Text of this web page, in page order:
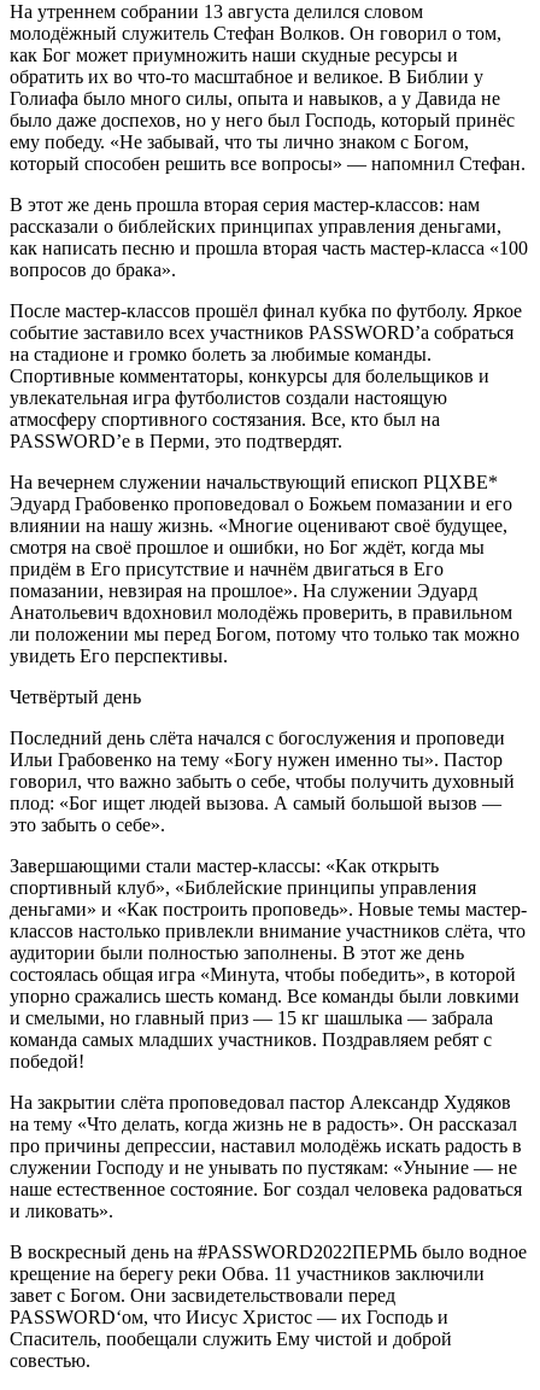
На утреннем собрании 13 августа делился словом
молодёжный служитель Стефан Волков. Он говорил о том,
как Бог может приумножить наши скудные ресурсы и
обратить их во что-то масштабное и великое. В Библии у
Голиафа было много силы, опыта и навыков, а у Давида не
было даже доспехов, но у него был Господь, который принёс
ему победу. «Не забывай, что ты лично знаком с Богом,
который способен решить все вопросы» — напомнил Стефан.
В этот же день прошла вторая серия мастер-классов: нам
рассказали о библейских принципах управления деньгами,
как написать песню и прошла вторая часть мастер-класса «100
вопросов до брака».
После мастер-классов прошёл финал кубка по футболу. Яркое
событие заставило всех участников PASSWORD’а собраться
на стадионе и громко болеть за любимые команды.
Спортивные комментаторы, конкурсы для болельщиков и
увлекательная игра футболистов создали настоящую
атмосферу спортивного состязания. Все, кто был на
PASSWORD’е в Перми, это подтвердят.
На вечернем служении начальствующий епископ РЦХВЕ*
Эдуард Грабовенко проповедовал о Божьем помазании и его
влиянии на нашу жизнь. «Многие оценивают своё будущее,
смотря на своё прошлое и ошибки, но Бог ждёт, когда мы
придём в Его присутствие и начнём двигаться в Его
помазании, невзирая на прошлое». На служении Эдуард
Анатольевич вдохновил молодёжь проверить, в правильном
ли положении мы перед Богом, потому что только так можно
увидеть Его перспективы.
Четвёртый день
Последний день слёта начался с богослужения и проповеди
Ильи Грабовенко на тему «Богу нужен именно ты». Пастор
говорил, что важно забыть о себе, чтобы получить духовный
плод: «Бог ищет людей вызова. А самый большой вызов —
это забыть о себе».
Завершающими стали мастер-классы: «Как открыть
спортивный клуб», «Библейские принципы управления
деньгами» и «Как построить проповедь». Новые темы мастер-
классов настолько привлекли внимание участников слёта, что
аудитории были полностью заполнены. В этот же день
состоялась общая игра «Минута, чтобы победить», в которой
упорно сражались шесть команд. Все команды были ловкими
и смелыми, но главный приз — 15 кг шашлыка — забрала
команда самых младших участников. Поздравляем ребят с
победой!
На закрытии слёта проповедовал пастор Александр Худяков
на тему «Что делать, когда жизнь не в радость». Он рассказал
про причины депрессии, наставил молодёжь искать радость в
служении Господу и не унывать по пустякам: «Уныние — не
наше естественное состояние. Бог создал человека радоваться
и ликовать».
В воскресный день на #PASSWORD2022ПЕРМЬ было водное
крещение на берегу реки Обва. 11 участников заключили
завет с Богом. Они засвидетельствовали перед
PASSWORD‘ом, что Иисус Христос — их Господь и
Спаситель, пообещали служить Ему чистой и доброй
совестью.